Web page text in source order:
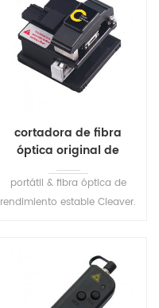
señales (1310/1490/1550nm)
en cualquier punto de la red
.
cortadora de fibra
óptica original de
fábrica D3
portátil & fibra óptica de
rendimiento estable Cleaver.
fibra diámetro.